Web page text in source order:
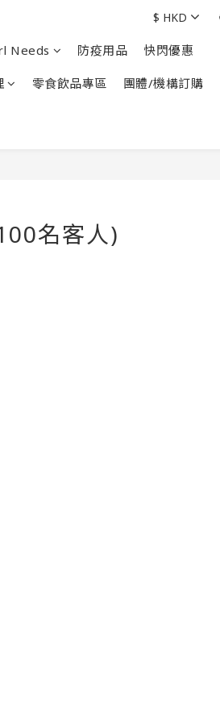
Needs 防疫用品 快閃優惠
零食飲品專區 團體/機構訂購
$ HKD
名客人)